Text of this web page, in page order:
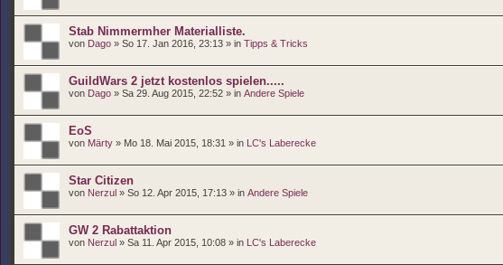
Stab Nimmermher Materialliste.
von Dago » So 17. Jan 2016, 23:13 » in Tipps & Tricks
GuildWars 2 jetzt kostenlos spielen.....
von Dago » Sa 29. Aug 2015, 22:52 » in Andere Spiele
EoS
von Märty » Mo 18. Mai 2015, 18:31 » in LC's Laberecke
Star Citizen
von Nerzul » So 12. Apr 2015, 17:13 » in Andere Spiele
GW 2 Rabattaktion
von Nerzul » Sa 11. Apr 2015, 10:08 » in LC's Laberecke